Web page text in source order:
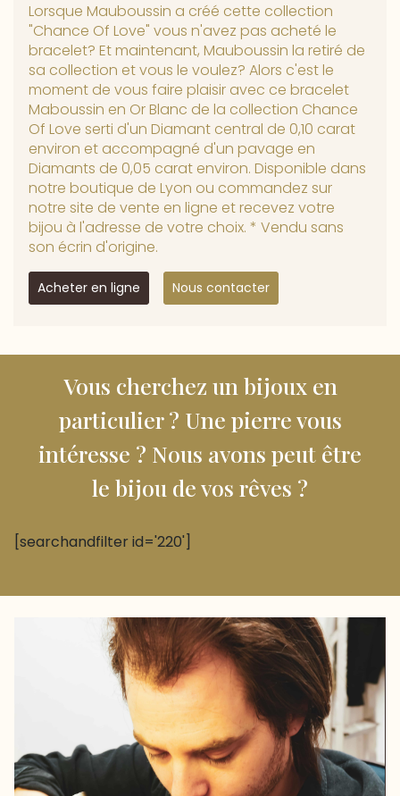
Lorsque Mauboussin a créé cette collection
"Chance Of Love" vous n'avez pas acheté le
bracelet? Et maintenant, Mauboussin la retiré de
sa collection et vous le voulez? Alors c'est le
moment de vous faire plaisir avec ce bracelet
Maboussin en Or Blanc de la collection Chance
Of Love serti d'un Diamant central de 0,10 carat
environ et accompagné d'un pavage en
Diamants de 0,05 carat environ. Disponible dans
notre boutique de Lyon ou commandez sur
notre site de vente en ligne et recevez votre
bijou à l'adresse de votre choix. * Vendu sans
son écrin d'origine.
Acheter en ligne Nous contacter
Vous cherchez un bijoux en
particulier ? Une pierre vous
intéresse ? Nous avons peut être
le bijou de vos rêves ?
[searchandfilter id='220']